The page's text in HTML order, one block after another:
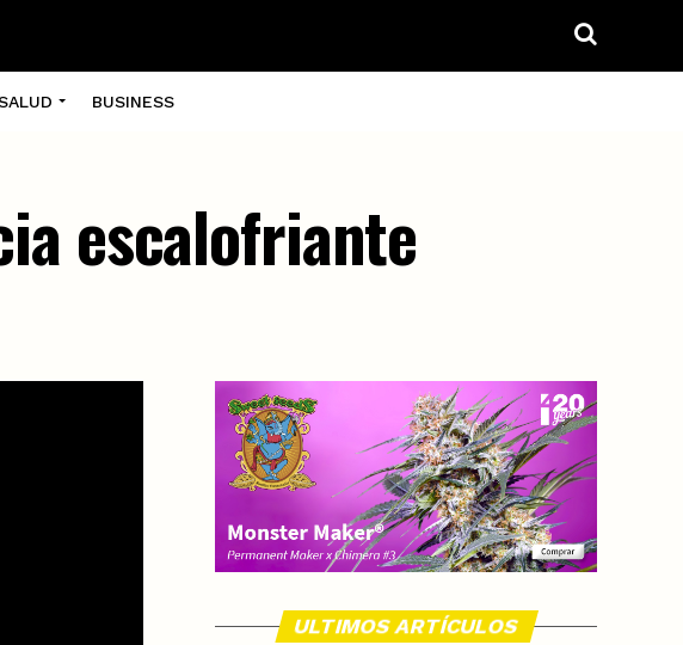
BUSINESS
escalofriante
ULTIMOS ARTÍCULOS